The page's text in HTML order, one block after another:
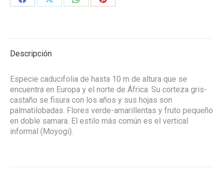
Share
Share
Share
Share
Descripción
Especie caducifolia de hasta 10 m de altura que se
encuentra en Europa y el norte de África. Su corteza gris-
castaño se fisura con los años y sus hojas son
palmatilobadas. Flores verde-amarillentas y fruto pequeño
en doble samara. El estilo más común es el vertical
informal (Moyogi).